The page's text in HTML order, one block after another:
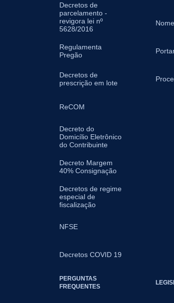
Decretos de
parcelamento -
revigora lei nº
5628/2016
Regulamenta
Pregão
Decretos de
prescrição em lote
ReCOM
Decreto do
Domicílio Eletrônico
do Contribuinte
Decreto Margem
40% Consignação
Decretos de regime
especial de
fiscalização
NFSE
Decretos COVID 19
PERGUNTAS
FREQUENTES